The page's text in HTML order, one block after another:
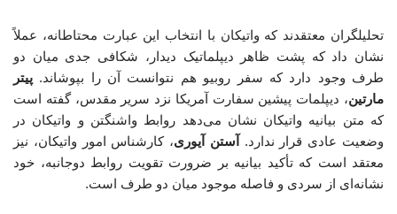
تحلیلگران معتقدند که واتیکان با انتخاب این عبارت محتاطانه، عملاً
نشان داد که پشت ظاهر دیپلماتیک دیدار، شکافی جدی میان دو
طرف وجود دارد که سفر روبیو هم نتوانست آن را بپوشاند. پیتر
مارتین، دیپلمات پیشین سفارت آمریکا نزد سریر مقدس، گفته است
که متن بیانیه واتیکان نشان می‌دهد روابط واشنگتن و واتیکان در
وضعیت عادی قرار ندارد.
آستن آیوری، کارشناس امور واتیکان، نیز
معتقد است که تأکید بیانیه بر ضرورت تقویت روابط دوجانبه، خود
نشانه‌ای از سردی و فاصله موجود میان دو طرف است.